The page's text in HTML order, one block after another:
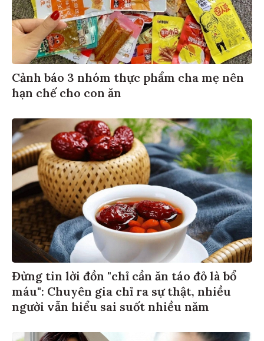
Cảnh báo 3 nhóm thực phẩm cha mẹ nên
hạn chế cho con ăn
Đừng tin lời đồn "chỉ cần ăn táo đỏ là bổ
máu": Chuyên gia chỉ ra sự thật, nhiều
người vẫn hiểu sai suốt nhiều năm